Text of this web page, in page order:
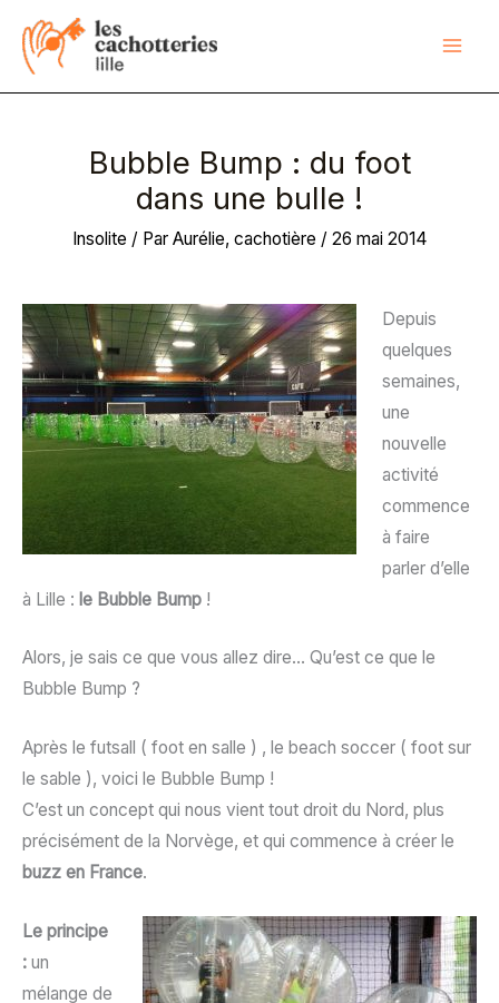
contenu
Bubble Bump : du foot
dans une bulle !
Insolite / Par Aurélie, cachotière / 26 mai 2014
Depuis
quelques
semaines,
une
nouvelle
activité
commence
à faire
parler d’elle
à Lille : le Bubble Bump !
Alors, je sais ce que vous allez dire… Qu’est ce que le
Bubble Bump ?
Après le futsall ( foot en salle ) , le beach soccer ( foot sur
le sable ), voici le Bubble Bump !
C’est un concept qui nous vient tout droit du Nord, plus
précisément de la Norvège, et qui commence à créer le
buzz en France.
Le principe
: un
mélange de